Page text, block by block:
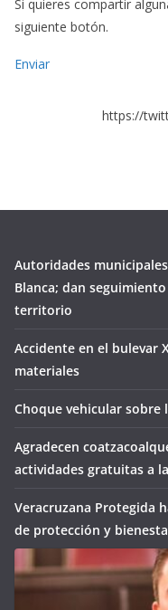
Si quieres compartir
siguiente botón.
Enviar
https://
Autoridades
Blanca; dan
territorio
Accidente en el bulevar
materiales
Choque vehicular sobre
Agradecen
actividades gratuitas a
Veracruzana Protegida
de protección y